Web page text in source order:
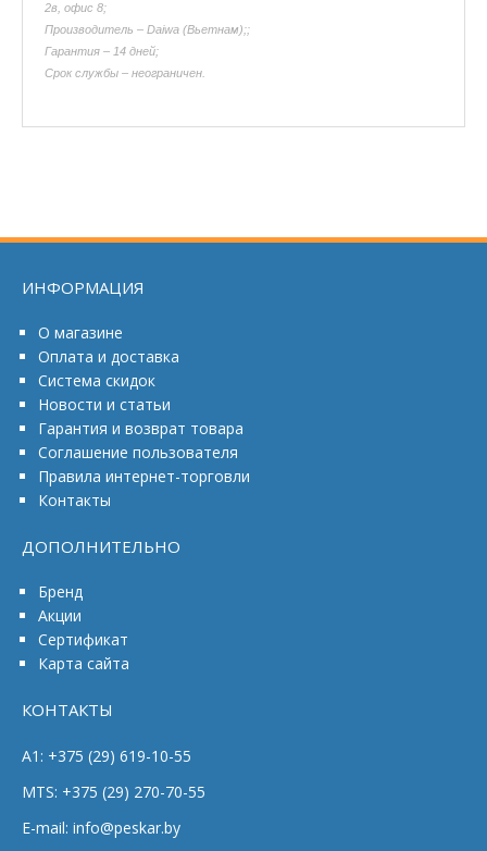
2в, офис 8;
Производитель – Daiwa (Вьетнам);;
Гарантия – 14 дней;
Срок службы – неограничен.
ИНФОРМАЦИЯ
О магазине
Оплата и доставка
Система скидок
Новости и статьи
Гарантия и возврат товара
Соглашение пользователя
Правила интернет-торговли
Контакты
ДОПОЛНИТЕЛЬНО
Бренд
Акции
Сертификат
Карта сайта
КОНТАКТЫ
A1: +375 (29) 619-10-55
MTS: +375 (29) 270-70-55
E-mail: info@peskar.by